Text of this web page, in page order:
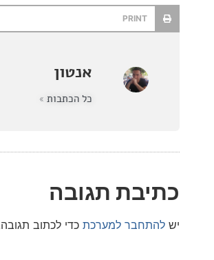
אנטון
תגובה
למערכתכדי לכתוב תגובה.